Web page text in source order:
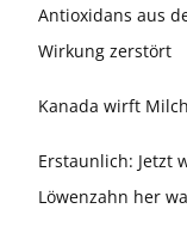
Antioxidans aus
Wirkung zerstört
Kanada wirft
Erstaunlich: Jetzt
Löwenzahn her